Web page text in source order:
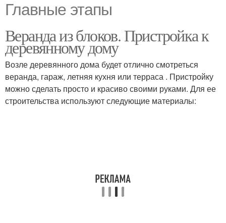
Главные этапы
Веранда из блоков. Пристройка к
деревянному дому
Возле деревянного дома будет отлично смотреться
веранда, гараж, летняя кухня или терраса . Пристройку
можно сделать просто и красиво своими руками. Для ее
строительства используют следующие материалы: